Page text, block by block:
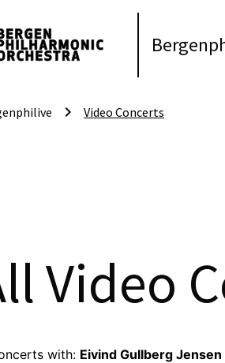
keyboard_arrow_right Video Concerts
Video
with: Eivind Gullberg Jensen